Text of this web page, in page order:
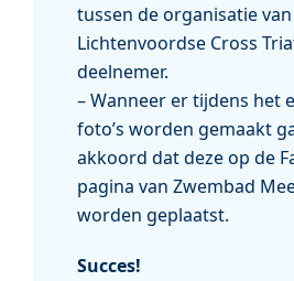
tussen de organisatie
Lichtenvoordse Cross
deelnemer.
– Wanneer er tijdens het
foto’s worden gemaakt
akkoord dat deze op de
pagina van Zwembad
worden geplaatst.
Succes!